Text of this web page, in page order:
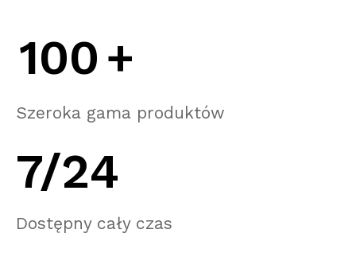
100+
Szeroka gama produktów
7/24
Dostępny cały czas